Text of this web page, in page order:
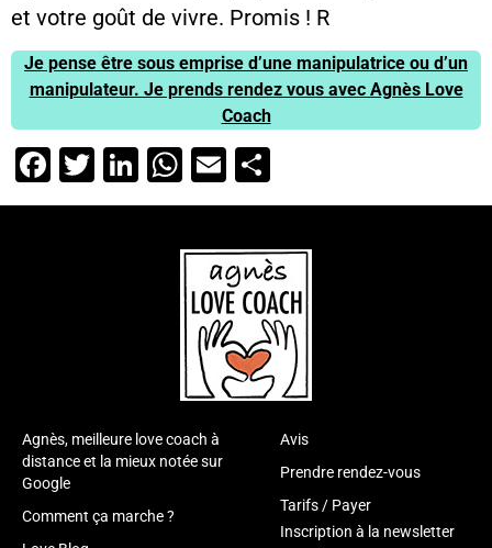
et votre goût de vivre. Promis ! R
Je pense être sous emprise d’une manipulatrice ou d’un
manipulateur. Je prends rendez vous avec Agnès Love
Coach
Facebook
Twitter
LinkedIn
WhatsApp
Email
Agnès, meilleure love coach à
distance et la mieux notée sur
Google
Comment ça marche ?
Avis
Prendre rendez-vous
Tarifs / Payer
Inscription à la newsletter